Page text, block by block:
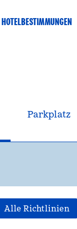
HOTELBESTIMMUNGEN
Parkplatz
Alle Richtlinien